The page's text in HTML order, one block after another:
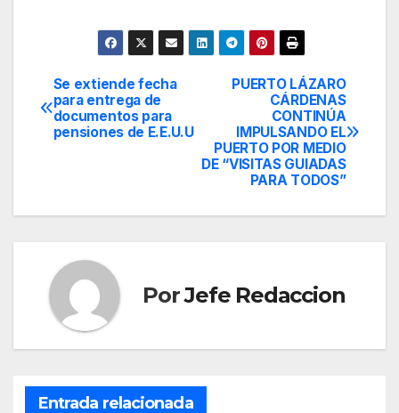
Navegación
de
PUERTO LÁZARO
CÁRDENAS
CONTINÚA
IMPULSANDO EL
PUERTO POR MEDIO
DE “VISITAS GUIADAS
PARA TODOS”
Se extiende fecha
para entrega de
documentos para
pensiones de E.E.U.U
PorJefe Redaccion
Entrada relacionada